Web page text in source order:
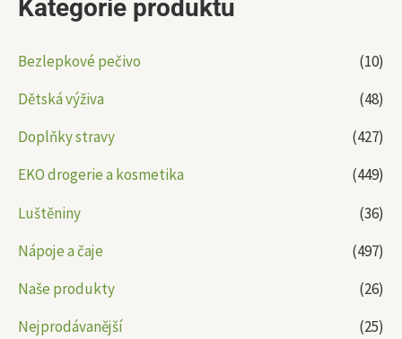
Kategorie produktu
Bezlepkové pečivo
(10)
Dětská výživa
(48)
Doplňky stravy
(427)
EKO drogerie a kosmetika
(449)
Luštěniny
(36)
Nápoje a čaje
(497)
Naše produkty
(26)
Nejprodávanější
(25)